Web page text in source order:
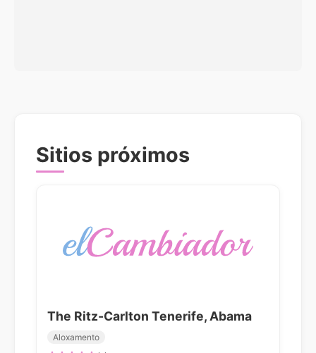
Sitios próximos
The Ritz-Carlton Tenerife, Abama
Aloxamento